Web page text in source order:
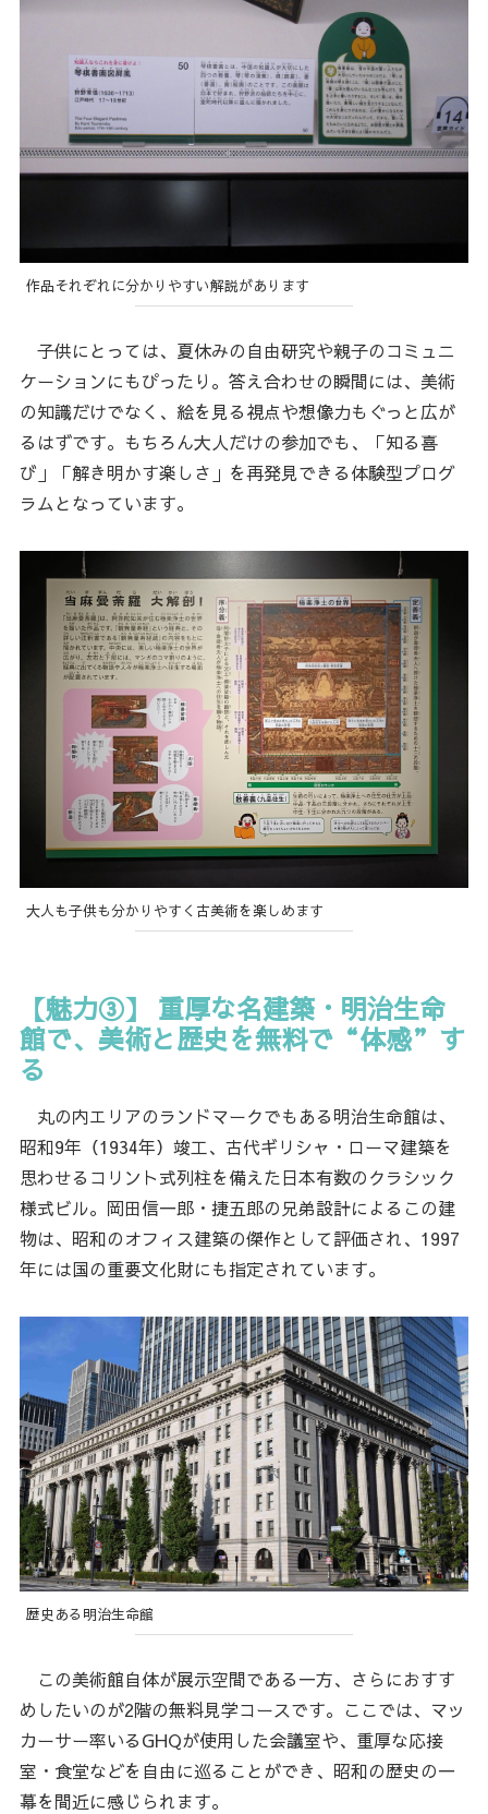
作品それぞれに分かりやすい解説があります
子供にとっては、夏休みの自由研究や親子のコミュニ
ケーションにもぴったり。答え合わせの瞬間には、美術
の知識だけでなく、絵を見る視点や想像力もぐっと広が
るはずです。もちろん大人だけの参加でも、「知る喜
び」「解き明かす楽しさ」を再発見できる体験型プログ
ラムとなっています。
大人も子供も分かりやすく古美術を楽しめます
【魅力③】 重厚な名建築・明治生命
館で、美術と歴史を無料で“体感”す
る
丸の内エリアのランドマークでもある明治生命館は、
昭和9年（1934年）竣工、古代ギリシャ・ローマ建築を
思わせるコリント式列柱を備えた日本有数のクラシック
様式ビル。岡田信一郎・捷五郎の兄弟設計によるこの建
物は、昭和のオフィス建築の傑作として評価され、1997
年には国の重要文化財にも指定されています。
歴史ある明治生命館
この美術館自体が展示空間である一方、さらにおすす
めしたいのが2階の無料見学コースです。ここでは、マッ
カーサー率いるGHQが使用した会議室や、重厚な応接
室・食堂などを自由に巡ることができ、昭和の歴史の一
幕を間近に感じられます。